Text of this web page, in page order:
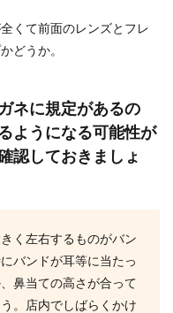
くて前面のレンズとフレ
どうか。
ネに規定があるの
ようになる可能性が
認しておきましょ
く左右するものがバン
バンドが耳等に当たっ
鼻当ての高さが合って
。店内でしばらくかけ